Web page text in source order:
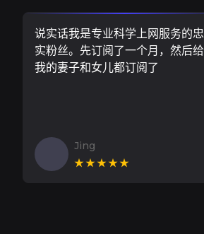
说实话我是专业科学上网服务的忠
实粉丝。先订阅了一个月，然后给
我的妻子和女儿都订阅了
Jing
★★★★★